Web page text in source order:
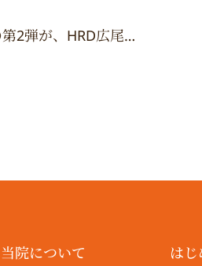
r
a a
r
a
大好評“上皮シリーズ”の第2弾が、HRD広尾西麻布院にて期間限定で登場
当院について は